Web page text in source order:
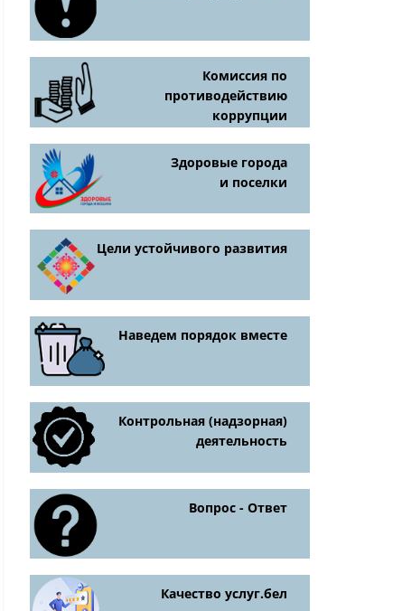
Комиссия по
противодействию
коррупции
Здоровые города
и поселки
Цели устойчивого развития
Наведем порядок вместе
Контрольная (надзорная)
деятельность
Вопрос - Ответ
Качество услуг.бел